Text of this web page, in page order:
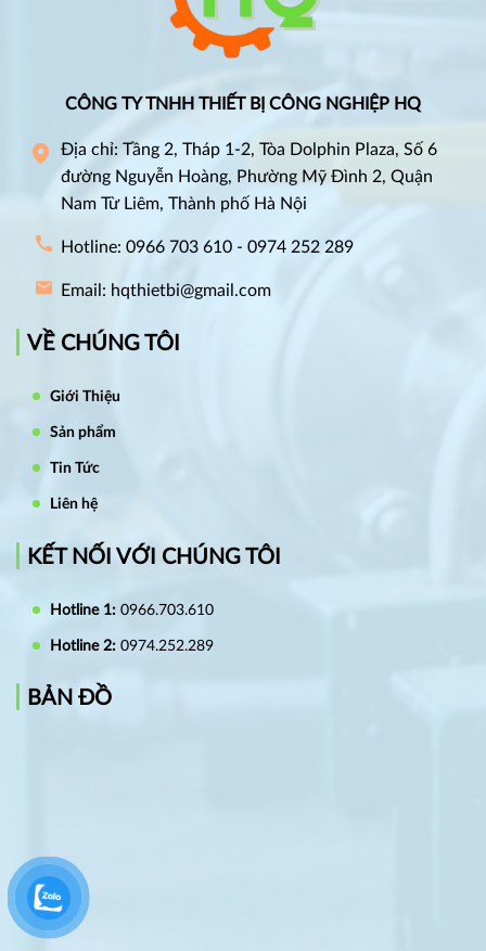
CÔNG TY TNHH THIẾT BỊ CÔNG NGHIỆP HQ
Địa chỉ: Tầng 2, Tháp 1-2, Tòa Dolphin Plaza, Số 6
đường Nguyễn Hoàng, Phường Mỹ Đình 2, Quận
Nam Từ Liêm, Thành phố Hà Nội
Hotline: 0966 703 610 - 0974 252 289
Email: hqthietbi@gmail.com
VỀ CHÚNG TÔI
Giới Thiệu
Sản phẩm
Tin Tức
Liên hệ
KẾT NỐI VỚI CHÚNG TÔI
Hotline 1: 0966.703.610
Hotline 2: 0974.252.289
BẢN ĐỒ